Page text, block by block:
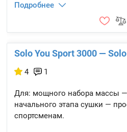
Подробнее
Solo You Sport 3000 — Solo
4 1
Для: мощного набора массы
начального этапа сушки —
спортсменам.